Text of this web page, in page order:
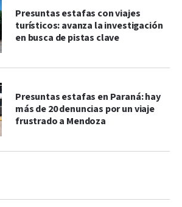
Presuntas estafas con viajes
turísticos: avanza la investigación
en busca de pistas clave
Presuntas estafas en Paraná: hay
más de 20 denuncias por un viaje
frustrado a Mendoza